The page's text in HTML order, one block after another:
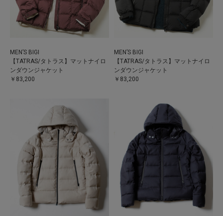
MEN’S BIGI
【TATRAS/タトラス】マットナイロ
ンダウンジャケット
￥83,200
MEN’S BIGI
【TATRAS/タトラス】マットナイロ
ンダウンジャケット
￥83,200